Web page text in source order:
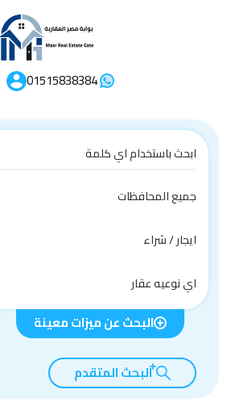
01515838384
جميع المحافظات
ايجار / شراء
اي نوعيه عقار
البحث عن ميزات معينة
البحث المتقدم